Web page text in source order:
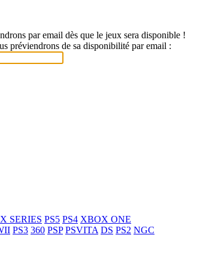
par email dès que le jeux sera disponible !
préviendrons de sa disponibilité par email :
SERIES PS5 PS4 XBOX ONE
PS3 360 PSP PSVITA DS PS2 NGC